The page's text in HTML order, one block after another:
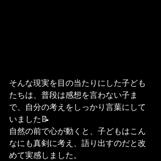
そんな現実を目の当たりにした子ども
たちは、普段は感想を言わない子ま
で、自分の考えをしっかり言葉にして
いました📝
自然の前で心が動くと、子どもはこん
なにも真剣に考え、語り出すのだと改
めて実感しました。